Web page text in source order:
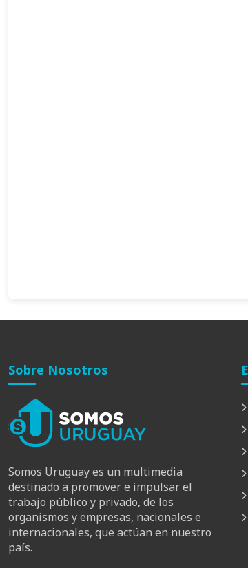
Sobre Nosotros
Somos Uruguay es un multimedia
destinado a promover e impulsar el
trabajo público y privado, de los
organismos y empresas, nacionales e
internacionales, que actúan en nuestro
país.